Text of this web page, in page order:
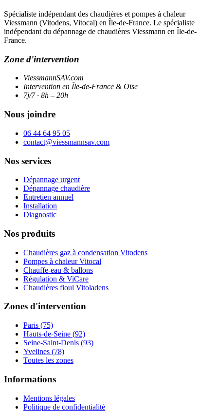
Spécialiste indépendant des chaudières et pompes à chaleur
Viessmann (Vitodens, Vitocal) en Île-de-France. Le spécialiste
indépendant du dépannage de chaudières Viessmann en Île-de-
France.
Zone d'intervention
ViessmannSAV.com
Intervention en Île-de-France & Oise
7j/7 · 8h – 20h
Nous joindre
06 44 64 95 05
contact@viessmannsav.com
Nos services
Dépannage urgent
Dépannage chaudière
Entretien annuel
Installation
Diagnostic
Nos produits
Chaudières gaz à condensation Vitodens
Pompes à chaleur Vitocal
Chauffe-eau & ballons
Régulation & ViCare
Chaudières fioul Vitoladens
Zones d'intervention
Paris (75)
Hauts-de-Seine (92)
Seine-Saint-Denis (93)
Yvelines (78)
Toutes les zones
Informations
Mentions légales
Politique de confidentialité